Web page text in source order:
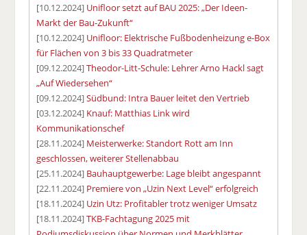
[10.12.2024] Unifloor setzt auf BAU 2025: „Der Ideen-
Markt der Bau-Zukunft“
[10.12.2024] Unifloor: Elektrische Fußbodenheizung e-Box
für Flächen von 3 bis 33 Quadratmeter
[09.12.2024]Theodor-Litt-Schule: Lehrer Arno Hackl sagt
„Auf Wiedersehen“
[09.12.2024]Südbund: Intra Bauer leitet den Vertrieb
[03.12.2024] Knauf: Matthias Link wird
Kommunikationschef
[28.11.2024] Meisterwerke: Standort Rott am Inn
geschlossen, weiterer Stellenabbau
[25.11.2024] Bauhauptgewerbe: Lage bleibt angespannt
[22.11.2024] Premiere von „Uzin Next Level“ erfolgreich
[18.11.2024] Uzin Utz: Profitabler trotz weniger Umsatz
[18.11.2024]TKB-Fachtagung 2025 mit